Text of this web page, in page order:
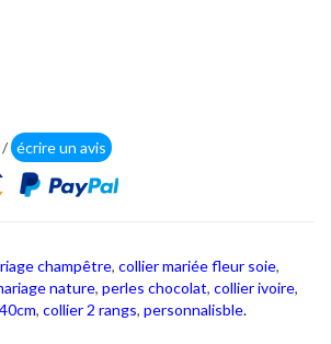
/ écrire un avis
champêtre, collier mariée fleur soie,
nature, perles chocolat, collier ivoire,
, collier 2 rangs, personnalisble.